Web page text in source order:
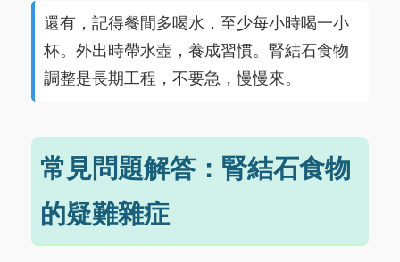
還有，記得餐間多喝水，至少每小時喝一小
杯。外出時帶水壺，養成習慣。腎結石食物
調整是長期工程，不要急，慢慢來。
常見問題解答：腎結石食物
的疑難雜症